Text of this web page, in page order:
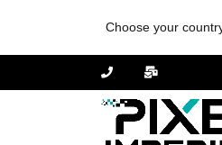
Choose your